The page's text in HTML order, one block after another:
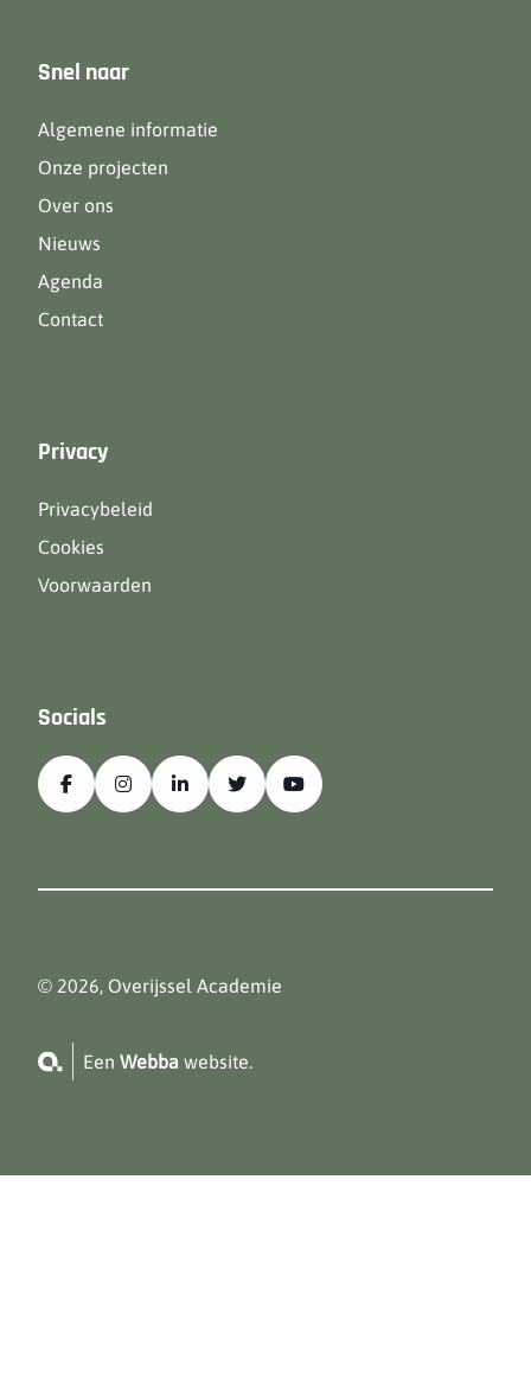
Snel naar
Algemene informatie
Onze projecten
Over ons
Nieuws
Agenda
Contact
Privacy
Privacybeleid
Cookies
Voorwaarden
Socials
© 2026, Overijssel Academie
EenWebba website.